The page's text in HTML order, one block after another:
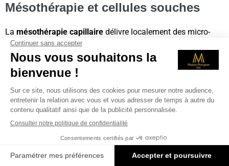
Mésothérapie et cellules souches
La mésothérapie capillaire délivre localement des micro-
doses de principes actifs pour stimuler le follicule. Les
protocoles de régénération à partir de tissus autologues,
commela régénération capillaire par cellules souches
montrent des résultats encourageants sur les alopécies
débutantes.
Ces approches complètent une prise en charge. Elles ne
reconstituent pas une zone franchement dégarnie, où seule
la greffe redistribue des follicules. L'indication se pose en